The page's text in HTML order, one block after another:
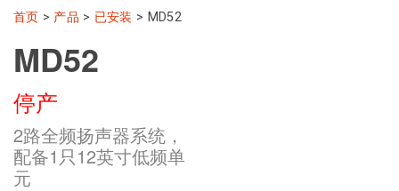
产品
案例研究
学习课程
培训
关于
首页 > 产品 > 已安装 > MD52
MD52
停产
2路全频扬声器系统，
配备1只12英寸低频单
元